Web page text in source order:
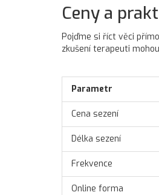
Ceny a
Pojďme si říct věci
zkušení terapeuti
Parametr
Cena sezení
Délka sezení
Frekvence
Online forma